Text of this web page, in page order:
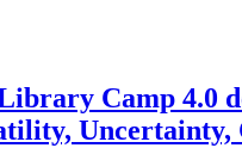
Camp 4.0
Uncertainty,